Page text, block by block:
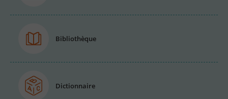
Bibliothèque
Dictionnaire